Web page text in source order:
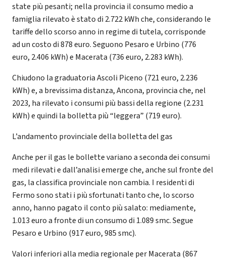
state più pesanti; nella provincia il consumo medio a
famiglia rilevato è stato di 2.722 kWh che, considerando le
tariffe dello scorso anno in regime di tutela, corrisponde
ad un costo di 878 euro. Seguono Pesaro e Urbino (776
euro, 2.406 kWh) e Macerata (736 euro, 2.283 kWh).
Chiudono la graduatoria Ascoli Piceno (721 euro, 2.236
kWh) e, a brevissima distanza, Ancona, provincia che, nel
2023, ha rilevato i consumi più bassi della regione (2.231
kWh) e quindi la bolletta più “leggera” (719 euro).
L’andamento provinciale della bolletta del gas
Anche per il gas le bollette variano a seconda dei consumi
medi rilevati e dall’analisi emerge che, anche sul fronte del
gas, la classifica provinciale non cambia. I residenti di
Fermo sono stati i più sfortunati tanto che, lo scorso
anno, hanno pagato il conto più salato: mediamente,
1.013 euro a fronte di un consumo di 1.089 smc. Segue
Pesaro e Urbino (917 euro, 985 smc).
Valori inferiori alla media regionale per Macerata (867